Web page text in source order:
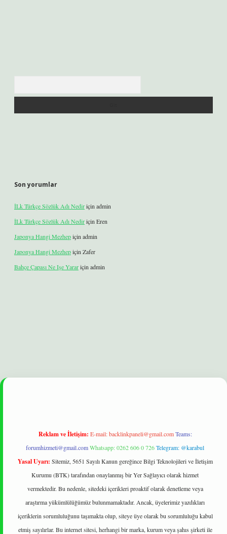
Son yorumlar
İLk Türkçe Sözlük Adı Nediriçin admin
İLk Türkçe Sözlük Adı Nediriçin Eren
Japonya Hangi Mezhepiçin admin
Japonya Hangi Mezhepiçin Zafer
Bahçe Çapası Ne Işe Yarariçin admin
Reklam ve İletişim: E-mail:backlinkpaneli@gmail.com Teams:
forumhizmeti@gmail.comWhatsapp: 0262 606 0 726Telegram: @karabul
Yasal Uyarı: Sitemiz, 5651 Sayılı Kanun gereğince Bilgi Teknolojileri ve İletişim
Kurumu (BTK) tarafından onaylanmış bir Yer Sağlayıcı olarak hizmet
vermektedir. Bu nedenle, sitedeki içerikleri proaktif olarak denetleme veya
araştırma yükümlülüğümüz bulunmamaktadır. Ancak, üyelerimiz yazdıkları
içeriklerin sorumluluğunu taşımakta olup, siteye üye olarak bu sorumluluğu kabul
etmiş sayılırlar. Bu internet sitesi, herhangi bir marka, kurum veya şahıs şirketi ile